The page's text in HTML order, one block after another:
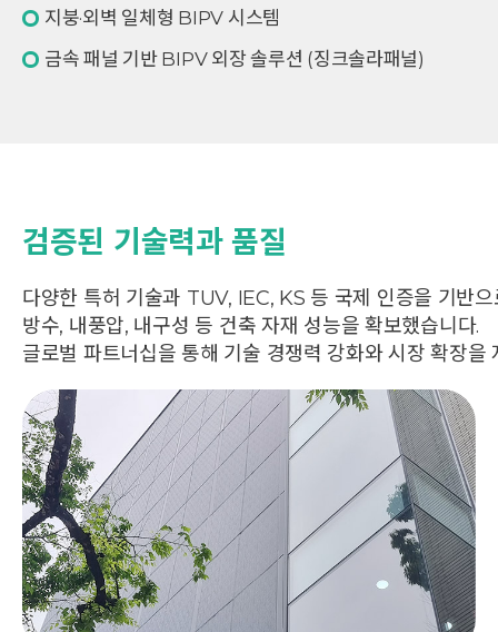
지붕·외벽 일체형 BIPV 시스템
금속 패널 기반 BIPV 외장 솔루션 (징크솔라패널)
검증된 기술력과 품질
다양한 특허 기술과 TUV, IEC, KS 등 국제 인증을 기반으
방수, 내풍압, 내구성 등 건축 자재 성능을 확보했습니다.
글로벌 파트너십을 통해 기술 경쟁력 강화와 시장 확장을